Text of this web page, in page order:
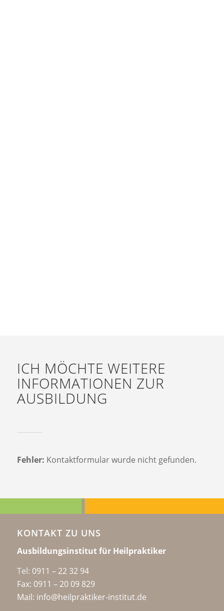
ICH MÖCHTE WEITERE
INFORMATIONEN ZUR
AUSBILDUNG
Fehler: Kontaktformular wurde nicht gefunden.
KONTAKT ZU UNS
Ausbildungsinstitut für Heilpraktiker
Tel: 0911 – 22 32 94
Fax: 0911 – 20 09 829
Mail: info@heilpraktiker-institut.de